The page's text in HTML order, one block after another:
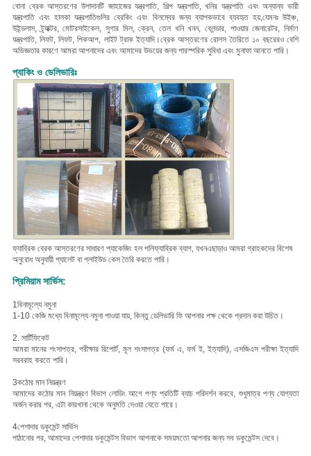
বোনা ব্রেক আস্তরণের উপাদানটি জাহাজের যন্ত্রপাতি, শিল্প যন্ত্রপাতি, খনির যন্ত্রপাতি এবং অন্যান্য ভারী
যন্ত্রপাতি এবং হালকা যন্ত্রপাতিগুলির ব্রেকিং এবং বিলম্বের জন্য ব্যাপকভাবে ব্যবহৃত হয়,যেমনঃ উইঞ্চ,
উইন্ডলাস, ট্র্যাক্টর, মোটরসাইকেল, সুগার মিল, ক্রেন, তেল খনি খনন, ব্লেন্ডার, পাওয়ার জেনারেটর, নির্মাণ
যন্ত্রপাতি, লিফট, লিফট, পিকআপ, লাইট ট্রাক ইত্যাদি।ব্রেক আস্তরণের রোলস তৈরিতে ১০ বছরেরও বেশি
অভিজ্ঞতার কারণে আমরা আপনাদের এবং আমাদের উভয়ের জন্য পারস্পরিক সুবিধা এবং মুনাফা আনতে পারি।
প্যাকিং ও ডেলিভারিঃ
ফ্যাব্রিক ব্রেক আস্তরণের সাধারণ প্যাকেজিং হল পলিফ্যাব্রিক ব্যাগ, যখনএছাড়াও আমরা গ্রাহকদের বিশেষ
অনুরোধ অনুযায়ী প্যালেট বা প্লাইউড কেস তৈরি করতে পারি।
প্রিমিয়াম সার্ভিস:
1বিনামূল্যে নমুনা
1-10 কেজি মধ্যে বিনামূল্যে নমুনা পাওয়া যায়, কিন্তু ডেলিভারি ফি আপনার পক্ষ থেকে প্রদান করা উচিত।
2. সার্টিফিকেট
আমরা মানের শংসাপত্র, পরীক্ষার রিপোর্ট, মূল শংসাপত্র (ফর্ম এ, ফর্ম ই, ইত্যাদি), এসজিএস পরীক্ষা ইত্যাদি
সরবরাহ করতে পারি।
3কঠোর মান নিয়ন্ত্রণ
আমাদের কঠোর মান নিয়ন্ত্রণ বিভাগ লোডিং আগে পণ্য প্রতিটি ব্যাচ পরিদর্শন করবে, শুধুমাত্র পণ্য যোগ্যতা
অর্জন করার পর, এটা কারখানা থেকে অনুমতি দেওয়া যেতে পারে।
4পেশাদার ডকুমেন্ট সার্ভিস
পাঠানোর পর, আমাদের পেশাদার ডকুমেন্টস বিভাগ আপনাকে সময়মতো আপনার জন্য সব ডকুমেন্টস দেবে।